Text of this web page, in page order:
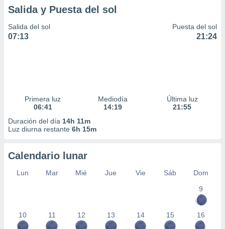
Salida y Puesta del sol
Salida del sol
07:13
Puesta del sol
21:24
Primera luz
06:41
Mediodía
14:19
Última luz
21:55
Duración del día 14h 11m
Luz diurna restante 6h 15m
Calendario lunar
Lun Mar Mié Jue Vie Sáb
Dom
9
10 11 12 13 14 15 16